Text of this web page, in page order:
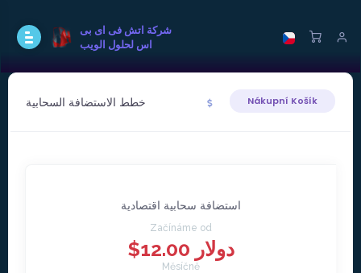
شركة اتش فى اى بى
اس لحلول الويب
خطط الاستضافة السحابية Nákupní Košík
استضافة سحابية اقتصادية
Začínáme od
$12.00 دولار
Měsíčně